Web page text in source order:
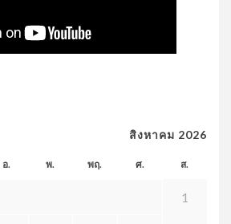
สิงหาคม 2026
อ. พ. พฤ. ศ. ส.
1